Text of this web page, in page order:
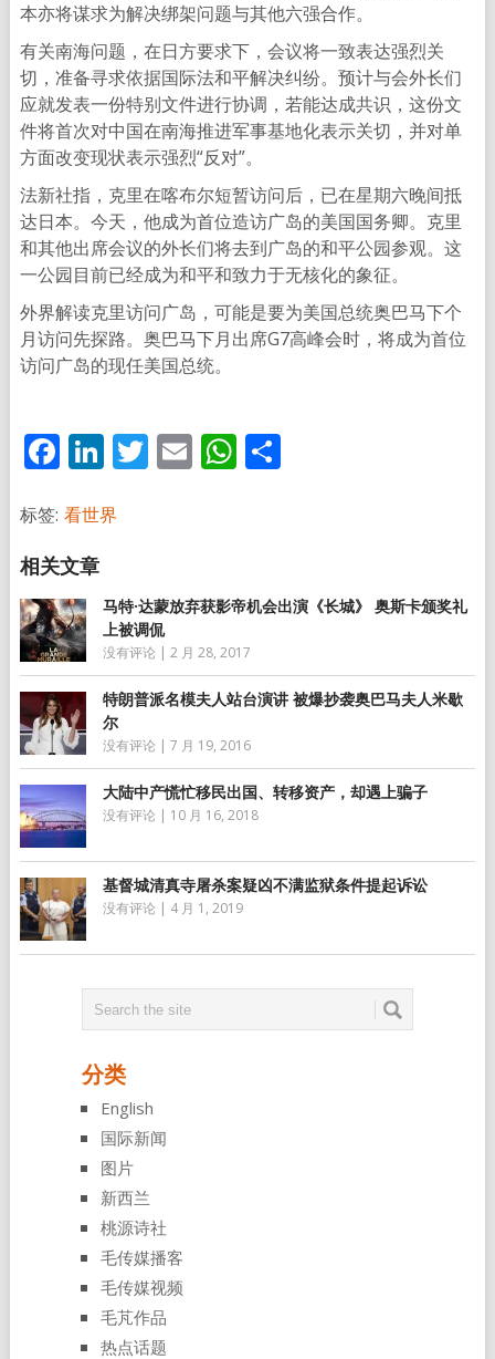
本亦将谋求为解决绑架问题与其他六强合作。
有关南海问题，在日方要求下，会议将一致表达强烈关
切，准备寻求依据国际法和平解决纠纷。预计与会外长们
应就发表一份特别文件进行协调，若能达成共识，这份文
件将首次对中国在南海推进军事基地化表示关切，并对单
方面改变现状表示强烈“反对”。
法新社指，克里在喀布尔短暂访问后，已在星期六晚间抵
达日本。今天，他成为首位造访广岛的美国国务卿。克里
和其他出席会议的外长们将去到广岛的和平公园参观。这
一公园目前已经成为和平和致力于无核化的象征。
外界解读克里访问广岛，可能是要为美国总统奥巴马下个
月访问先探路。奥巴马下月出席G7高峰会时，将成为首位
访问广岛的现任美国总统。
Facebook
LinkedIn
Twitter
EmailWhatsApp
分
标签: 看世界
马特·达蒙放弃获影帝机会出演《长城》 奥斯卡颁奖礼
上被调侃
没有评论 | 2 月 28, 2017
特朗普派名模夫人站台演讲 被爆抄袭奥巴马夫人米歇
尔
没有评论 | 7 月 19, 2016
大陆中产慌忙移民出国、转移资产，却遇上骗子
没有评论 | 10 月 16, 2018
基督城清真寺屠杀案疑凶不满监狱条件提起诉讼
没有评论 | 4 月 1, 2019
分类
English
国际新闻
图片
新西兰
桃源诗社
毛传媒播客
毛传媒视频
毛芃作品
热点话题